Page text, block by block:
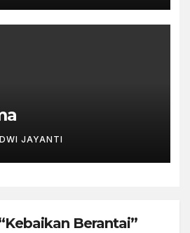
DWI JAYANTI
Berantai”